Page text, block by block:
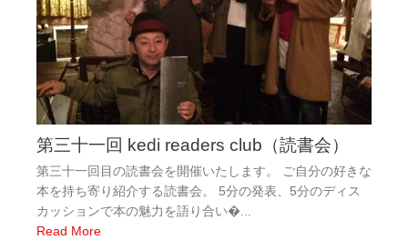
第三十一回 kedi readers club（読書会）
第三十一回目の読書会を開催いたします。 ご自分の好きな
本を持ち寄り紹介する読書会。 5分の発表、5分のディス
カッションで本の魅力を語り合い�...
Read More